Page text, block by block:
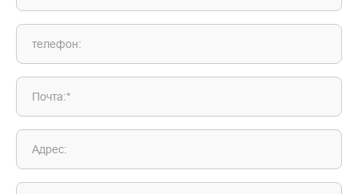
телефон:
Почта:*
Адрес: